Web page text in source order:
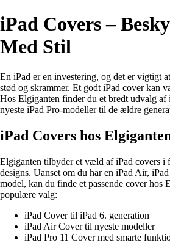
iPad Covers –
Med Stil
En iPad er en investering, og det er vigtigt
stød og skrammer. Et godt iPad cover kan
Hos Elgiganten finder du et bredt udvalg af
nyeste iPad Pro-modeller til de ældre
iPad Covers hos
Elgiganten tilbyder et væld af iPad covers i
designs. Uanset om du har en iPad Air,
model, kan du finde et passende cover hos
populære valg:
iPad Cover til iPad 6. generation
iPad Air Cover til nyeste modeller
iPad Pro 11 Cover med smarte